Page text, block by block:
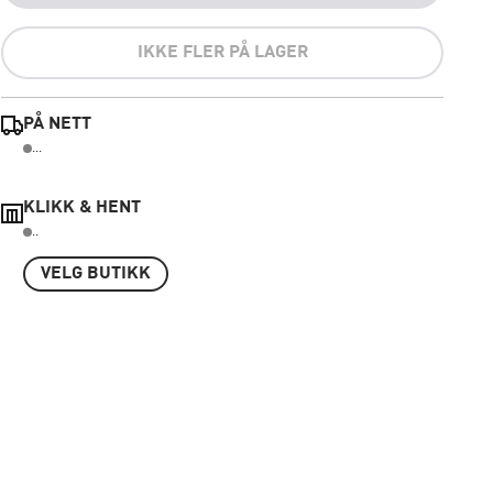
IKKE FLER PÅ LAGER
PÅ NETT
...
KLIKK & HENT
..
VELG BUTIKK